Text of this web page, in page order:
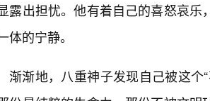
露出担忧。他有着自己的喜怒哀
体的宁静。
渐渐地，八重神子发现自己被这个